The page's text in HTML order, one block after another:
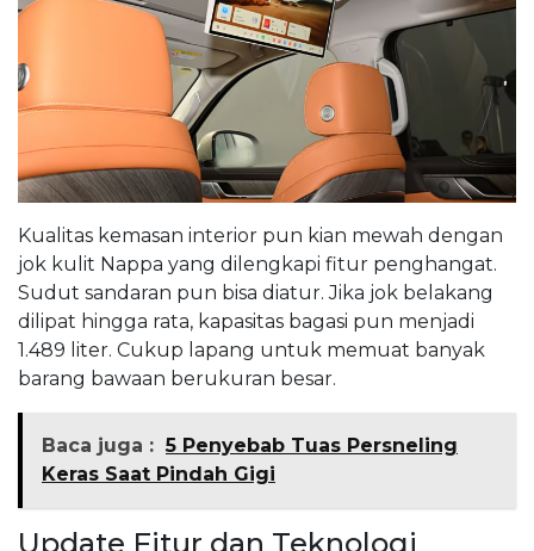
Kualitas kemasan interior pun kian mewah dengan
jok kulit Nappa yang dilengkapi fitur penghangat.
Sudut sandaran pun bisa diatur. Jika jok belakang
dilipat hingga rata, kapasitas bagasi pun menjadi
1.489 liter. Cukup lapang untuk memuat banyak
barang bawaan berukuran besar.
Baca juga : 5 Penyebab Tuas Persneling
Keras Saat Pindah Gigi
Update Fitur dan Teknologi